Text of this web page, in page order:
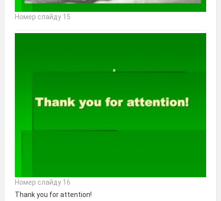
Номер слайду 15
Номер слайду 16
Thank you for attention!